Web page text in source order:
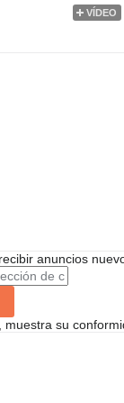
VÍDEO
anuncios
muestra su